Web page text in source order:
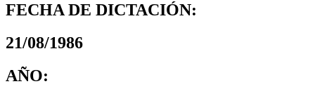
FECHA DE DICTACIÓN:
21/08/1986
AÑO: